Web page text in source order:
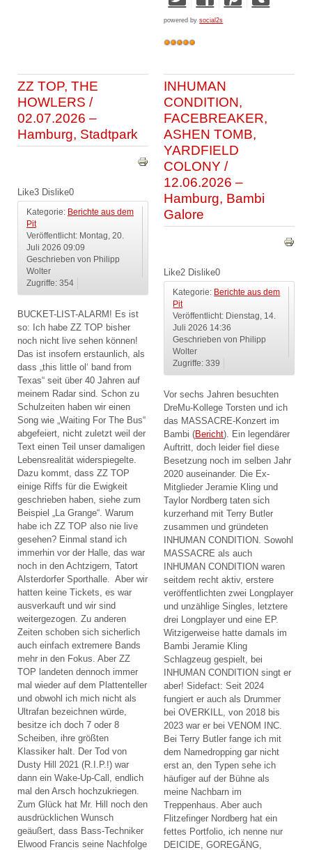
powered bysocial2s
ZZ TOP, THE
HOWLERS /
02.07.2026 –
Hamburg, Stadtpark
Like3 Dislike0
Kategorie: Berichte aus dem
Pit
Veröffentlicht: Montag, 20.
Juli 2026 09:09
Geschrieben von Philipp
Wolter
Zugriffe: 354
BUCKET-LIST-ALARM! Es ist
so: Ich habe ZZ TOP bisher
noch nicht live sehen können!
Das ist insofern erstaunlich, als
dass „this little ol‘ band from
Texas“ seit über 40 Jahren auf
meinem Radar sind. Schon zu
Schulzeiten haben wir einen
Song wie „Waiting For The Bus“
abgefeiert, nicht zuletzt weil der
Text einen Teil unser damaligen
Lebensrealität widerspiegelte.
Dazu kommt, dass ZZ TOP
einige Riffs für die Ewigkeit
geschrieben haben, siehe zum
Beispiel „La Grange“. Warum
habe ich ZZ TOP also nie live
gesehen? Einmal stand ich
immerhin vor der Halle, das war
noch in den Achtzigern, Tatort
Alsterdorfer Sporthalle. Aber wir
hatten keine Tickets, es war
ausverkauft und wir sind
weitergezogen. Zu anderen
Zeiten schoben sich sicherlich
auch einfach extremere Bands
mehr in den Fokus. Aber ZZ
TOP landeten dennoch immer
mal wieder auf dem Plattenteller
und obwohl ich mich nicht als
Ultrafan bezeichnen würde,
besitze ich doch 7 oder 8
Scheiben, ihre größten
Klassiker halt. Der Tod von
Dusty Hill 2021 (R.I.P.!) war
dann ein Wake-Up-Call, endlich
mal den Arsch hochzukriegen.
Zum Glück hat Mr. Hill noch den
ausdrücklichen Wunsch
geäußert, dass Bass-Techniker
Elwood Francis seine Nachfolge
INHUMAN
CONDITION,
FACEBREAKER,
ASHEN TOMB,
YARDFIELD
COLONY /
12.06.2026 –
Hamburg, Bambi
Galore
Like2 Dislike0
Kategorie: Berichte aus dem
Pit
Veröffentlicht: Dienstag, 14.
Juli 2026 14:36
Geschrieben von Philipp
Wolter
Zugriffe: 339
Vor sechs Jahren besuchten
DreMu-Kollege Torsten und ich
das MASSACRE-Konzert im
Bambi (Bericht). Ein legendärer
Auftritt, doch leider fiel diese
Besetzung noch im selben Jahr
2020 auseinander. Die Ex-
Mitglieder Jeramie Kling und
Taylor Nordberg taten sich
kurzerhand mit Terry Butler
zusammen und gründeten
INHUMAN CONDITION. Sowohl
MASSACRE als auch
INHUMAN CONDITION waren
seitdem recht aktiv, erstere
veröffentlichten zwei Longplayer
und unzählige Singles, letztere
drei Longplayer und eine EP.
Witzigerweise hatte damals im
Bambi Jeramie Kling
Schlagzeug gespielt, bei
INHUMAN CONDITION singt er
aber! Sidefact: Seit 2024
fungiert er auch als Drummer
bei OVERKILL, von 2018 bis
2023 war er bei VENOM INC.
Bei Terry Butler fange ich mit
dem Namedropping gar nicht
erst an, den Typen sehe ich
häufiger auf der Bühne als
meine Nachbarn im
Treppenhaus. Aber auch
Flitzefinger Nordberg hat ein
fettes Portfolio, ich nenne nur
DEICIDE, GOREGÄNG,